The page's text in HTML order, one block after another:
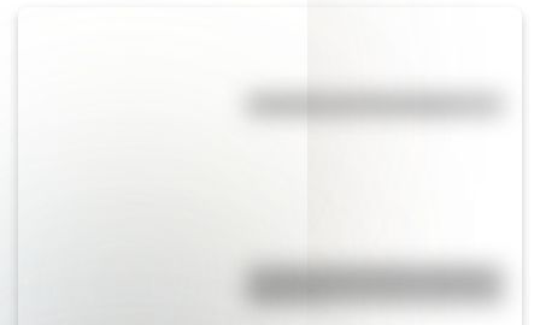
La vida de San Martín contada